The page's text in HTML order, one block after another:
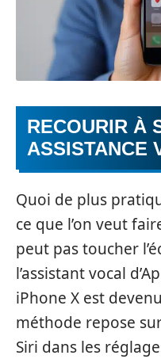
RECOURIR À
ASSISTANCE
Quoi de plus
ce que l’on veut
peut pas toucher
l’assistant vocal
iPhone X est
méthode repose
Siri dans les